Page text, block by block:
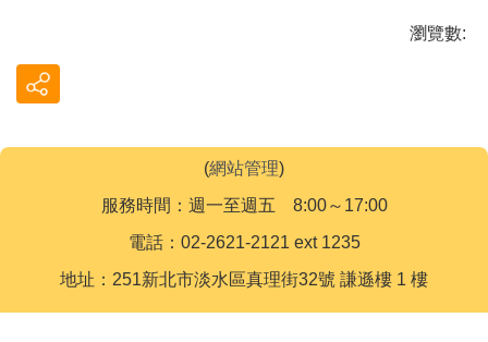
瀏覽數:
(網站管理)
服務時間：週一至週五 8:00～17:00
電話：02-2621-2121 ext 1235
地址：251新北市淡水區真理街32號 謙遜樓 1 樓